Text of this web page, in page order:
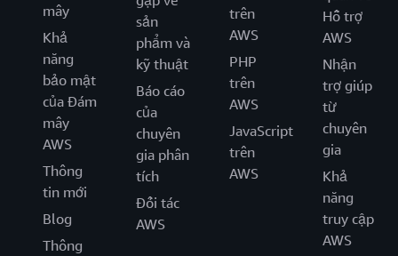
mây
Khả
năng
bảo mật
của Đám
mây
AWS
Thông
tin mới
Blog
Thông
sản
phẩm và
kỹ thuật
Báo cáo
của
chuyên
gia phân
tích
Đối tác
AWS
trên
AWS
PHP
trên
AWS
JavaScript
trên
AWS
Hỗ trợ
AWS
Nhận
trợ giúp
từ
chuyên
gia
Khả
năng
truy cập
AWS